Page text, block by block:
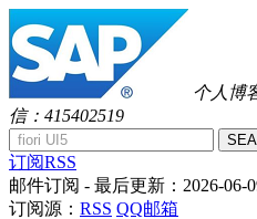
个人博
信：415402519
订阅RSS
邮件订阅 - 最后更新： 2026-06-
订阅源： RSS QQ邮箱